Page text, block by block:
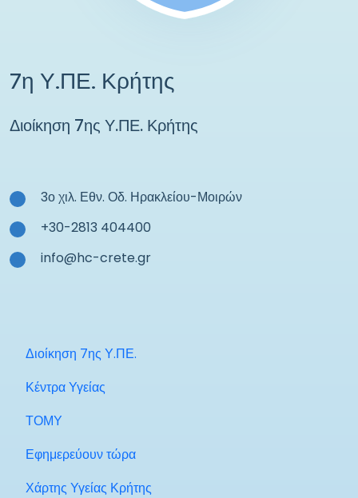
7η Υ.ΠΕ. Κρήτης
Διοίκηση 7ης Υ.ΠΕ. Κρήτης
3ο χιλ. Εθν. Οδ. Ηρακλείου-Μοιρών
+30-2813 404400
info@hc-crete.gr
Διοίκηση 7ης Υ.ΠΕ.
Κέντρα Υγείας
ΤΟΜΥ
Εφημερεύουν τώρα
Χάρτης Υγείας Κρήτης